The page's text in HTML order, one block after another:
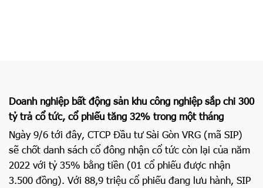
Doanh nghiệp bất động sản khu công nghiệp sắp chi 300
tỷ trả cổ tức, cổ phiếu tăng 32% trong một tháng
Ngày 9/6 tới đây, CTCP Đầu tư Sài Gòn VRG (mã SIP)
sẽ chốt danh sách cổ đông nhận cổ tức còn lại của năm
2022 với tỷ 35% bằng tiền (01 cổ phiếu được nhận
3.500 đồng). Với 88,9 triệu cổ phiếu đang lưu hành, SIP